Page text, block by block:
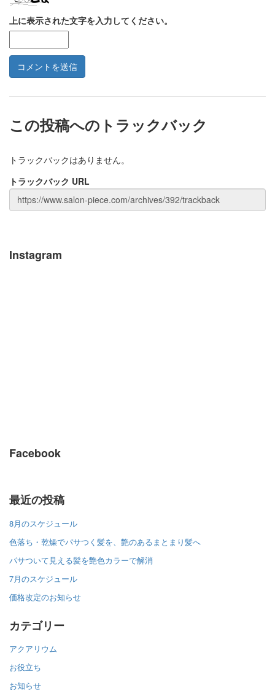
上に表示された文字を入力してください。
この投稿へのトラックバック
トラックバックはありません。
トラックバック URL
Instagram
Facebook
最近の投稿
8月のスケジュール
色落ち・乾燥でパサつく髪を、艶のあるまとまり髪へ
パサついて見える髪を艶色カラーで解消
7月のスケジュール
価格改定のお知らせ
カテゴリー
アクアリウム
お役立ち
お知らせ